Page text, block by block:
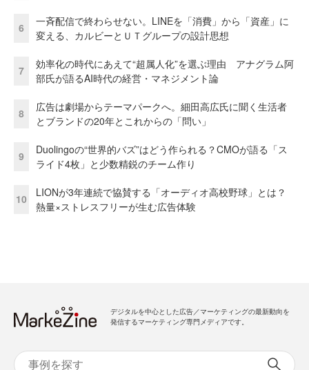
6
一斉配信で終わらせない。LINEを「消費」から「資産」に
変える、カルビーとＵＴグループの設計思想
7
効率化の時代にあえて“超属人化”を選ぶ理由 アナグラム阿
部氏が語るAI時代の経営・マネジメント論
8
広告は劇場からテーマパークへ。細田高広氏に聞く生活者
とブランドの20年とこれからの「問い」
9
Duolingoの“世界的バズ”はどう作られる？CMOが語る「ス
ライド4枚」と少数精鋭のチーム作り
10
LIONが3年連続で協賛する「オーディオ高校野球」とは？
熱量×ストレスフリーが生む広告体験
デジタルを中心とした広告／マーケティングの最新動向を
発信するマーケティング専門メディアです。